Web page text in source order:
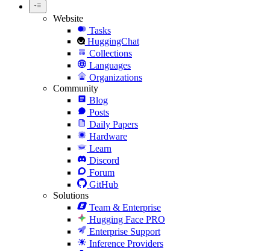
Website
Tasks
HuggingChat
Collections
Languages
Organizations
Community
Blog
Posts
Daily Papers
Hardware
Learn
Discord
Forum
GitHub
Solutions
Team & Enterprise
Hugging Face PRO
Enterprise Support
Inference Providers